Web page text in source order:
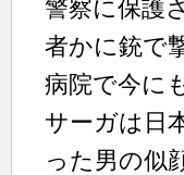
警察に保護
者かに銃で
病院で今に
サーガは日
った男の似